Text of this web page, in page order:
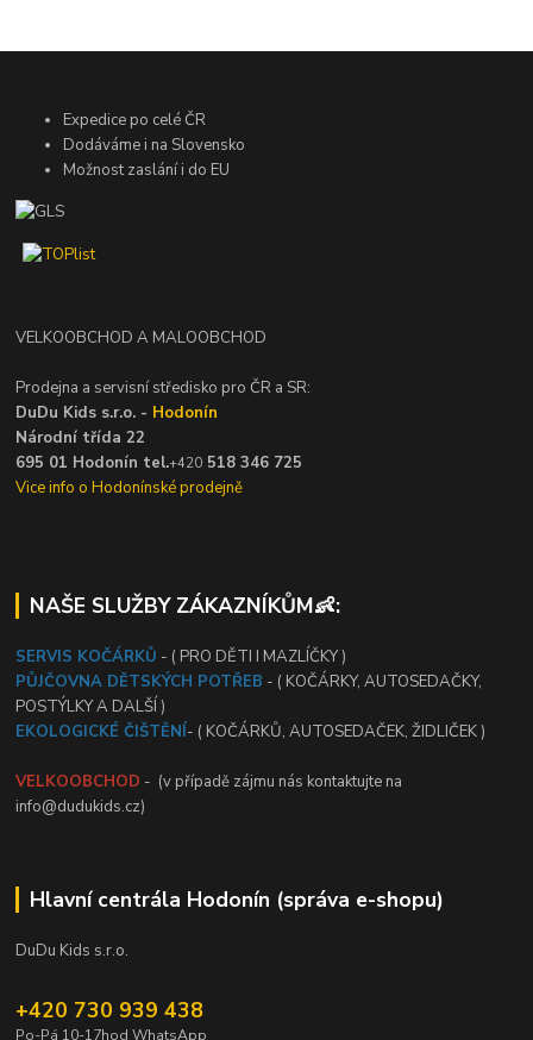
Expedice po celé ČR
Dodáváme i na Slovensko
Možnost zaslání i do EU
VELKOOBCHOD A MALOOBCHOD
Prodejna a servisní středisko pro ČR a SR:
DuDu Kids s.r.o. - Hodonín
Národní třída 22
695 01 Hodonín tel.+420 518 346 725
Vice info o Hodonínské prodejně
NAŠE SLUŽBY ZÁKAZNÍKŮM👶:
SERVIS KOČÁRKŮ - ( PRO DĚTI I MAZLÍČKY )
PŮJČOVNA DĚTSKÝCH POTŘEB - ( KOČÁRKY, AUTOSEDAČKY,
POSTÝLKY A DALŠÍ )
EKOLOGICKÉ ČIŠTĚNÍ- ( KOČÁRKŮ, AUTOSEDAČEK, ŽIDLIČEK )
VELKOOBCHOD - (v případě zájmu nás kontaktujte na
info@dudukids.cz)
Hlavní centrála Hodonín (správa e-shopu)
DuDu Kids s.r.o.
+420 730 939 438
Po-Pá 10-17hod WhatsApp